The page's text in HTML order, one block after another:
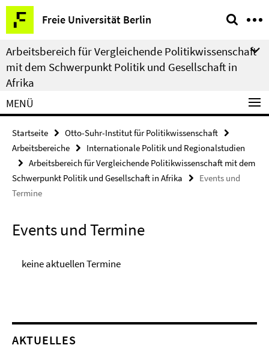
Springe
direkt
zu
Inhalt
Freie Universität Berlin
Service-
Navigation
Arbeitsbereich für Vergleichende Politikwissenschaft
mit dem Schwerpunkt Politik und Gesellschaft in
Afrika
MENÜ
Startseite
Otto-Suhr-Institut für Politikwissenschaft
Arbeitsbereiche
Internationale Politik und Regionalstudien
Arbeitsbereich für Vergleichende Politikwissenschaft mit dem
Schwerpunkt Politik und Gesellschaft in Afrika
Events und
Termine
Events und Termine
keine aktuellen Termine
AKTUELLES